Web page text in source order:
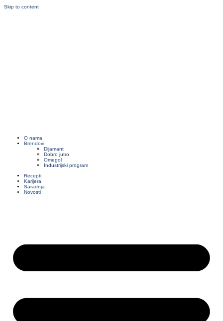
Skip to content
O nama
Brendovi
Dijamant
Dobro jutro
Omegol
Industrijski program
Recepti
Karijera
Saradnja
Novosti